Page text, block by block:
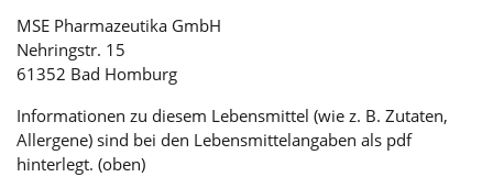
MSE Pharmazeutika GmbH
Nehringstr. 15
61352 Bad Homburg
Informationen zu diesem Lebensmittel (wie z. B. Zutaten,
Allergene) sind bei den Lebensmittelangaben als pdf
hinterlegt. (oben)